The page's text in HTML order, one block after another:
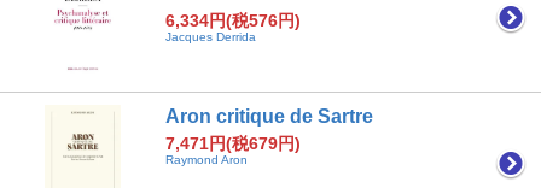
6,334円(税576円)
Jacques Derrida
Aron critique de Sartre
7,471円(税679円)
Raymond Aron